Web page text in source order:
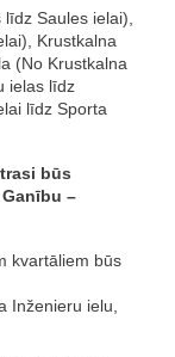
Saules ielai),
Krustkalna
(No Krustkalna
ielas līdz
līdz Sporta
būs
–
kvartāliem būs
Inženieru ielu,